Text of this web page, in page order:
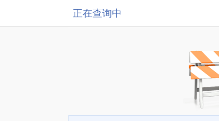
正在查询中